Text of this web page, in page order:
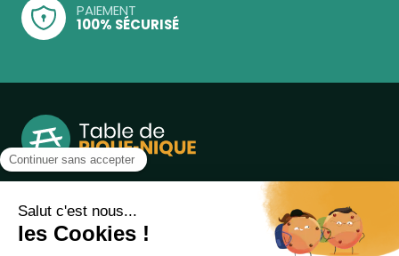
PAIEMENT
100% SÉCURISÉ
Notre boutique, spécialisée dans la vente de table de
pique-nique et de plein air, est principalement adressée
aux collectvités, aux entreprises privées et publiques et au
associations.